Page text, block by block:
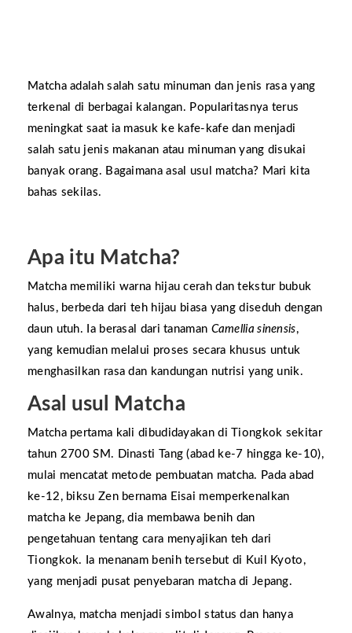
Matcha adalah salah satu minuman dan jenis rasa yang
terkenal di berbagai kalangan. Popularitasnya terus
meningkat saat ia masuk ke kafe-kafe dan menjadi
salah satu jenis makanan atau minuman yang disukai
banyak orang. Bagaimana asal usul matcha? Mari kita
bahas sekilas.
Apa itu Matcha?
Matcha memiliki warna hijau cerah dan tekstur bubuk
halus, berbeda dari teh hijau biasa yang diseduh dengan
daun utuh. Ia berasal dari tanaman Camellia sinensis,
yang kemudian melalui proses secara khusus untuk
menghasilkan rasa dan kandungan nutrisi yang unik.
Asal usul Matcha
Matcha pertama kali dibudidayakan di Tiongkok sekitar
tahun 2700 SM. Dinasti Tang (abad ke-7 hingga ke-10),
mulai mencatat metode pembuatan matcha. Pada abad
ke-12, biksu Zen bernama Eisai memperkenalkan
matcha ke Jepang, dia membawa benih dan
pengetahuan tentang cara menyajikan teh dari
Tiongkok. Ia menanam benih tersebut di Kuil Kyoto,
yang menjadi pusat penyebaran matcha di Jepang.
Awalnya, matcha menjadi simbol status dan hanya